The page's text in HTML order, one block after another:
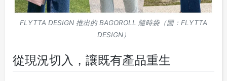
FLYTTA DESIGN 推出的 BAGOROLL 隨時袋（圖：FLYTTA
DESIGN）
從現況切入，讓既有產品重生